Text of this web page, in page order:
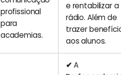
profissional
para
academias.
e rentabilizar a
rádio. Além de
trazer
aos alunos.
✔A